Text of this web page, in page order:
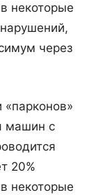
некоторые
через
«парконов»
машин с
20%
некоторые